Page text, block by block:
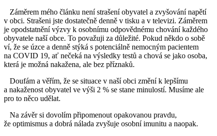
Záměrem mého článku není strašení obyvatel a zvyšování napětí
v obci. Strašeni jste dostatečně denně v tisku a v televizi. Záměrem
je opodstatnění výzvy k osobnímu odpovědnému chování každého
obyvatele naší obce. To považuji za důležité. Pokud někdo o sobě
ví, že se úzce a denně stýká s potenciálně nemocným pacientem
na COVID 19, ať nečeká na výsledky testů a chová se jako osoba,
která je možná nakažena, ale bez příznaků.
Doufám a věřím, že se situace v naší obci změní k lepšímu
a nakaženost obyvatel ve výši 2 % se stane minulostí. Musíme ale
pro to něco udělat.
Na závěr si dovolím připomenout opakovanou pravdu,
že optimismus a dobrá nálada zvyšuje osobní imunitu a naopak.